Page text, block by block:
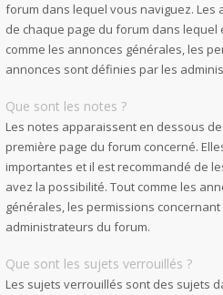
forum dans lequel vous naviguez.
de chaque page du forum dans lequel
comme les annonces générales, les
annonces sont définies par les
Que sont les notes ?
Les notes apparaissent en dessous
première page du forum concerné.
importantes et il est recommandé de
avez la possibilité. Tout comme les
générales, les permissions
administrateurs du forum.
Que sont les sujets verrouillés ?
Les sujets verrouillés sont des sujets